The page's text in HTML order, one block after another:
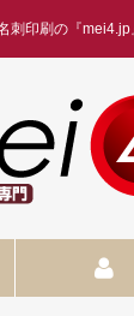
刺印刷の『mei4.jp